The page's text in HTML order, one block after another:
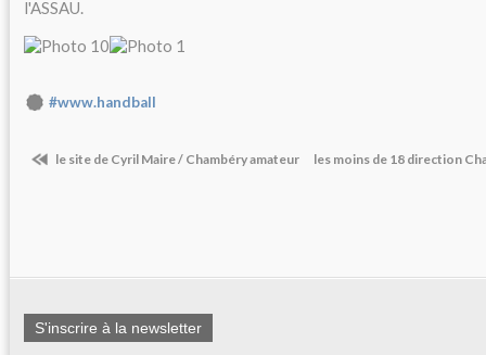
l'ASSAU.
#www.handball
le site de Cyril Maire / Chambéry amateur les moins de 18 direction
S'inscrire à la newsletter